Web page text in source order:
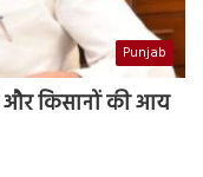
Punjab
और किसानों की आय